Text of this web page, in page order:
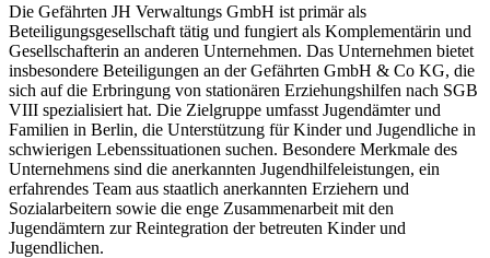
Die Gefährten JH Verwaltungs GmbH ist primär als
Beteiligungsgesellschaft tätig und fungiert als Komplementärin und
Gesellschafterin an anderen Unternehmen. Das Unternehmen bietet
insbesondere Beteiligungen an der Gefährten GmbH & Co KG, die
sich auf die Erbringung von stationären Erziehungshilfen nach SGB
VIII spezialisiert hat. Die Zielgruppe umfasst Jugendämter und
Familien in Berlin, die Unterstützung für Kinder und Jugendliche in
schwierigen Lebenssituationen suchen. Besondere Merkmale des
Unternehmens sind die anerkannten Jugendhilfeleistungen, ein
erfahrendes Team aus staatlich anerkannten Erziehern und
Sozialarbeitern sowie die enge Zusammenarbeit mit den
Jugendämtern zur Reintegration der betreuten Kinder und
Jugendlichen.